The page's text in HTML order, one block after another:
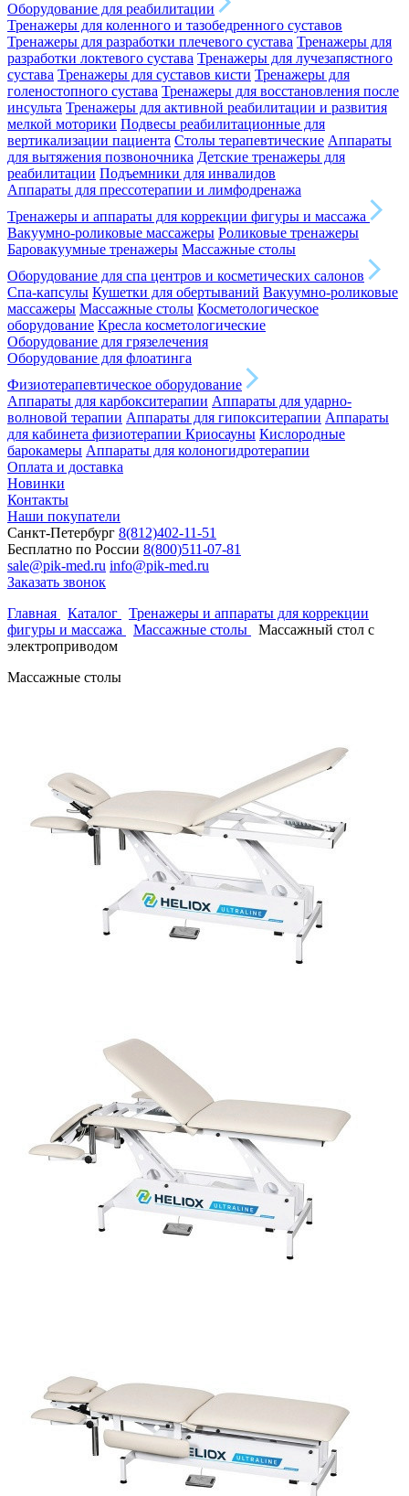
Оборудование для реабилитации
Тренажеры для коленного и тазобедренного суставов
Тренажеры для разработки плечевого сустава Тренажеры для
разработки локтевого сустава Тренажеры для лучезапястного
сустава Тренажеры для суставов кисти Тренажеры для
голеностопного сустава Тренажеры для восстановления после
инсульта Тренажеры для активной реабилитации и развития
мелкой моторики Подвесы реабилитационные для
вертикализации пациента Столы терапевтические Аппараты
для вытяжения позвоночника Детские тренажеры для
реабилитации Подъемники для инвалидов
Аппараты для прессотерапии и лимфодренажа
Тренажеры и аппараты для коррекции фигуры и массажа
Вакуумно-роликовые массажеры Роликовые тренажеры
Баровакуумные тренажеры Массажные столы
Оборудование для спа центров и косметических салонов
Спа-капсулы Кушетки для обертываний Вакуумно-роликовые
массажеры Массажные столы Косметологическое
оборудование Кресла косметологические
Оборудование для грязелечения
Оборудование для флоатинга
Физиотерапевтическое оборудование
Аппараты для карбокситерапии Аппараты для ударно-
волновой терапии Аппараты для гипокситерапии Аппараты
для кабинета физиотерапии Криосауны Кислородные
барокамеры Аппараты для колоногидротерапии
Оплата и доставка
Новинки
Контакты
Наши покупатели
Санкт-Петербург 8(812)402-11-51
Бесплатно по России 8(800)511-07-81
sale@pik-med.ru info@pik-med.ru
Заказать звонок
Главная
Каталог
Тренажеры и аппараты для коррекции
фигуры и массажа
Массажные столы
Массажный стол с
электроприводом
Массажные столы